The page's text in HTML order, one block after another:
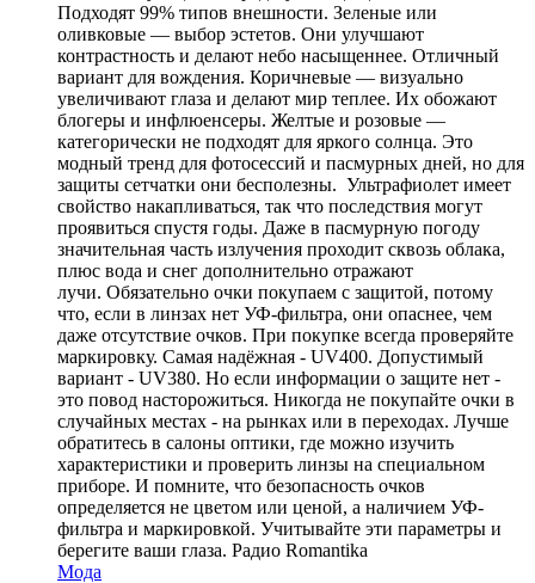
Подходят 99% типов внешности. Зеленые или
оливковые — выбор эстетов. Они улучшают
контрастность и делают небо насыщеннее. Отличный
вариант для вождения. Коричневые — визуально
увеличивают глаза и делают мир теплее. Их обожают
блогеры и инфлюенсеры. Желтые и розовые —
категорически не подходят для яркого солнца. Это
модный тренд для фотосессий и пасмурных дней, но для
защиты сетчатки они бесполезны. Ультрафиолет имеет
свойство накапливаться, так что последствия могут
проявиться спустя годы. Даже в пасмурную погоду
значительная часть излучения проходит сквозь облака,
плюс вода и снег дополнительно отражают
лучи. Обязательно очки покупаем с защитой, потому
что, если в линзах нет УФ-фильтра, они опаснее, чем
даже отсутствие очков. При покупке всегда проверяйте
маркировку. Самая надёжная - UV400. Допустимый
вариант - UV380. Но если информации о защите нет -
это повод насторожиться. Никогда не покупайте очки в
случайных местах - на рынках или в переходах. Лучше
обратитесь в салоны оптики, где можно изучить
характеристики и проверить линзы на специальном
приборе. И помните, что безопасность очков
определяется не цветом или ценой, а наличием УФ-
фильтра и маркировкой. Учитывайте эти параметры и
берегите ваши глаза. Радио Romantika
Мода